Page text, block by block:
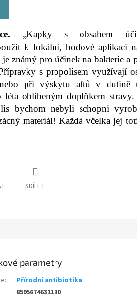
„Kapky s obsahem
k lokální, bodové aplikaci
známý pro účinek na bakterie a
s propolisem využívají
při výskytu aftů v dutině
oblíbeným doplňkem stravy.
bychom nebyli schopni
materiál! Každá včelka jej
SDÍLET
parametry
:
Přírodní antibiotika
8595674631190